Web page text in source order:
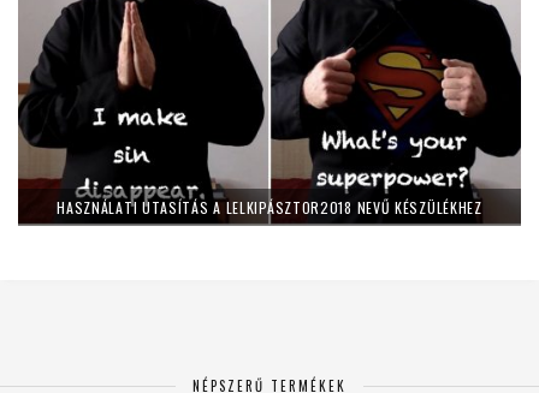
HASZNÁLATI UTASÍTÁS A LELKIPÁSZTOR2018 NEVŰ KÉSZÜLÉKHEZ
NÉPSZERŰ TERMÉKEK